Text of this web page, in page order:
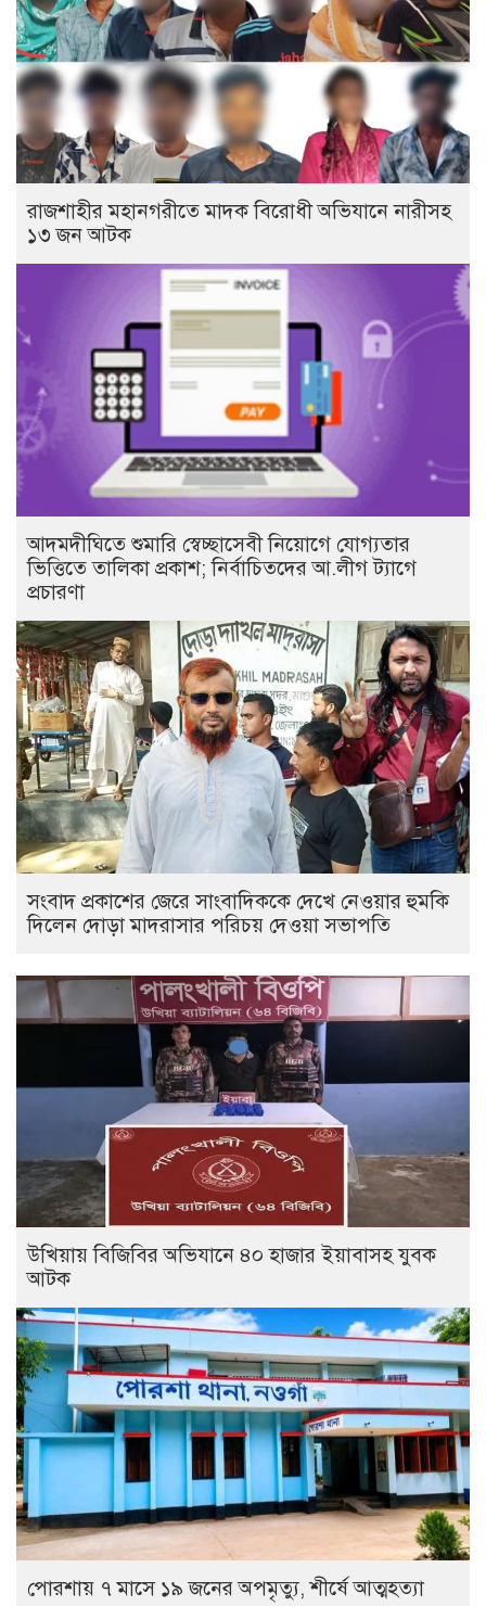
রাজশাহীর মহানগরীতে মাদক বিরোধী অভিযানে নারীসহ
১৩ জন আটক
আদমদীঘিতে শুমারি স্বেচ্ছাসেবী নিয়োগে যোগ্যতার
ভিত্তিতে তালিকা প্রকাশ; নির্বাচিতদের আ.লীগ ট্যাগে
প্রচারণা
সংবাদ প্রকাশের জেরে সাংবাদিককে দেখে নেওয়ার হুমকি
দিলেন দোড়া মাদরাসার পরিচয় দেওয়া সভাপতি
উখিয়ায় বিজিবির অভিযানে ৪০ হাজার ইয়াবাসহ যুবক
আটক
পোরশায় ৭ মাসে ১৯ জনের অপমৃত্যু, শীর্ষে আত্মহত্যা